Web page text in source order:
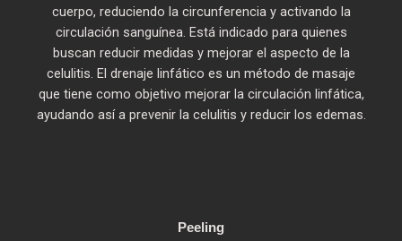
cuerpo, reduciendo la circunferencia y activando la
circulación sanguínea. Está indicado para quienes
buscan reducir medidas y mejorar el aspecto de la
celulitis. El drenaje linfático es un método de masaje
que tiene como objetivo mejorar la circulación linfática,
ayudando así a prevenir la celulitis y reducir los edemas.
Peeling